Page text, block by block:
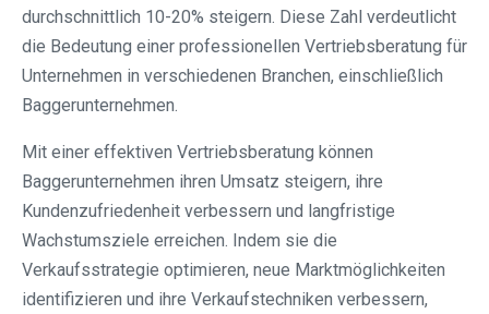
durchschnittlich 10-20% steigern. Diese Zahl verdeutlicht
die Bedeutung einer professionellen Vertriebsberatung für
Unternehmen in verschiedenen Branchen, einschließlich
Baggerunternehmen.
Mit einer effektiven Vertriebsberatung können
Baggerunternehmen ihren Umsatz steigern, ihre
Kundenzufriedenheit verbessern und langfristige
Wachstumsziele erreichen. Indem sie die
Verkaufsstrategie optimieren, neue Marktmöglichkeiten
identifizieren und ihre Verkaufstechniken verbessern,